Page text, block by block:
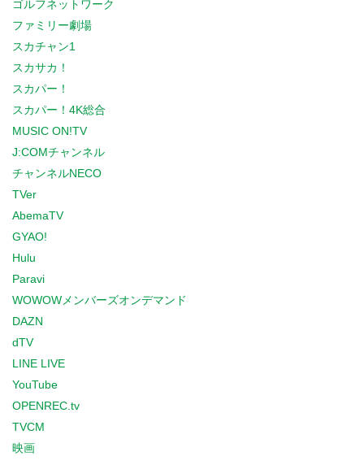
ゴルフネットワーク
ファミリー劇場
スカチャン1
スカサカ！
スカパー！
スカパー！4K総合
MUSIC ON!TV
J:COMチャンネル
チャンネルNECO
TVer
AbemaTV
GYAO!
Hulu
Paravi
WOWOWメンバーズオンデマンド
DAZN
dTV
LINE LIVE
YouTube
OPENREC.tv
TVCM
映画